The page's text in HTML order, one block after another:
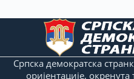
Српска демократска
оријентације,